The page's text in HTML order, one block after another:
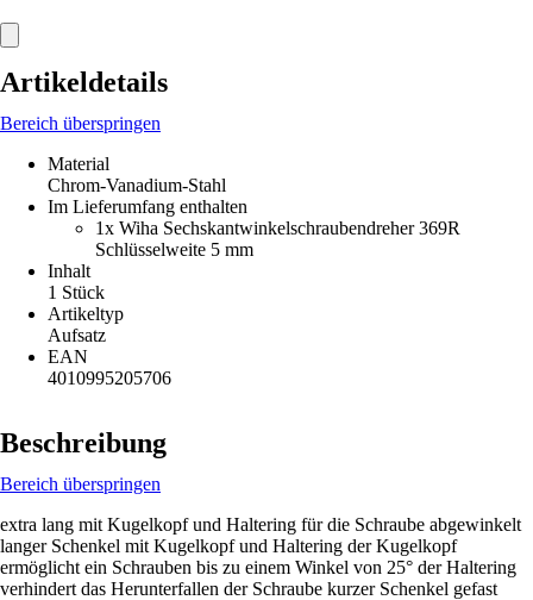
Artikeldetails
Bereich überspringen
Material
Chrom-Vanadium-Stahl
Im Lieferumfang enthalten
1x Wiha Sechskantwinkelschraubendreher 369R
Schlüsselweite 5 mm
Inhalt
1 Stück
Artikeltyp
Aufsatz
EAN
4010995205706
Beschreibung
Bereich überspringen
extra lang mit Kugelkopf und Haltering für die Schraube abgewinkelt
langer Schenkel mit Kugelkopf und Haltering der Kugelkopf
ermöglicht ein Schrauben bis zu einem Winkel von 25° der Haltering
verhindert das Herunterfallen der Schraube kurzer Schenkel gefast